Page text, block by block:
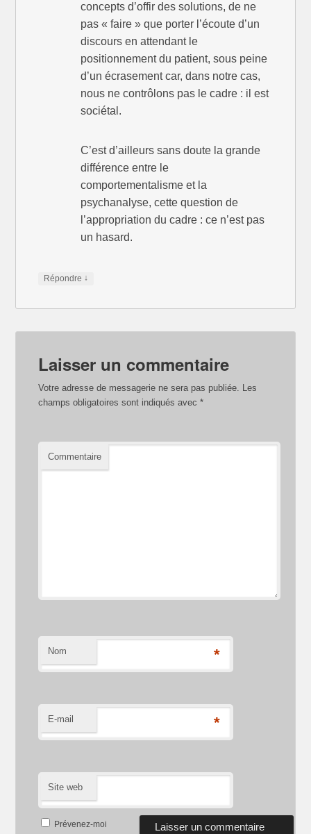
concepts d’offir des solutions, de ne
pas « faire » que porter l’écoute d’un
discours en attendant le
positionnement du patient, sous peine
d’un écrasement car, dans notre cas,
nous ne contrôlons pas le cadre : il est
sociétal.
C’est d’ailleurs sans doute la grande
différence entre le
comportementalisme et la
psychanalyse, cette question de
l’appropriation du cadre : ce n’est pas
un hasard.
Répondre ↓
Laisser un commentaire
Votre adresse de messagerie ne sera pas publiée. Les
champs obligatoires sont indiqués avec*
Commentaire
Nom *
E-mail *
Site web
Prévenez-moi